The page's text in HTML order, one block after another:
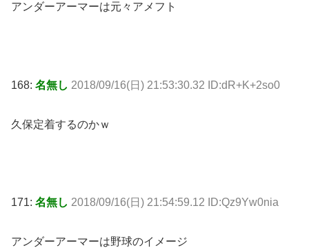
アンダーアーマーは元々アメフト
168: 名無し 2018/09/16(日) 21:53:30.32 ID:dR+K+2so0
久保定着するのかｗ
171: 名無し 2018/09/16(日) 21:54:59.12 ID:Qz9Yw0nia
アンダーアーマーは野球のイメージ